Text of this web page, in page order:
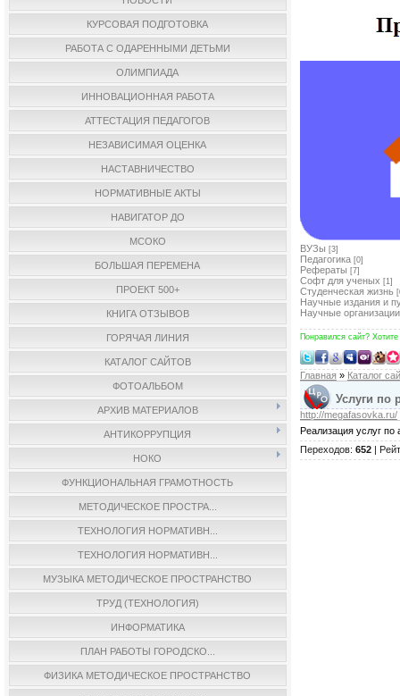
КУРСОВАЯ ПОДГОТОВКА
РАБОТА С ОДАРЕННЫМИ ДЕТЬМИ
ОЛИМПИАДА
ИННОВАЦИОННАЯ РАБОТА
АТТЕСТАЦИЯ ПЕДАГОГОВ
НЕЗАВИСИМАЯ ОЦЕНКА
НАСТАВНИЧЕСТВО
НОРМАТИВНЫЕ АКТЫ
НАВИГАТОР ДО
МСОКО
БОЛЬШАЯ ПЕРЕМЕНА
ПРОЕКТ 500+
КНИГА ОТЗЫВОВ
ГОРЯЧАЯ ЛИНИЯ
КАТАЛОГ САЙТОВ
ФОТОАЛЬБОМ
АРХИВ МАТЕРИАЛОВ
АНТИКОРРУПЦИЯ
НОКО
ФУНКЦИОНАЛЬНАЯ ГРАМОТНОСТЬ
МЕТОДИЧЕСКОЕ ПРОСТРА...
ТЕХНОЛОГИЯ НОРМАТИВН...
ТЕХНОЛОГИЯ НОРМАТИВН...
МУЗЫКА МЕТОДИЧЕСКОЕ ПРОСТРАНСТВО
ТРУД (ТЕХНОЛОГИЯ)
ИНФОРМАТИКА
ПЛАН РАБОТЫ ГОРОДСКО...
ФИЗИКА МЕТОДИЧЕСКОЕ ПРОСТРАНСТВО
ВУЗы [3]
Педагогика [0]
Рефераты [7]
Софт для ученых [1]
Студенческая жизнь
Научные издания и
Научные организации
Понравился сайт?
Главная » Каталог
Услуги по
http://megafasovka.ru/
Реализация услуг
Переходов: 652|